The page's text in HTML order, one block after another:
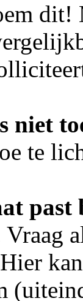
te
past